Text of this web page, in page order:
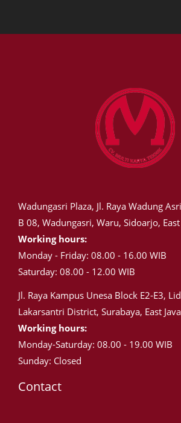
Wadungasri Plaza, Jl. Raya Wadung
B 08, Wadungasri, Waru, Sidoarjo,
Working hours:
Monday - Friday: 08.00 - 16.00 WIB
Saturday: 08.00 - 12.00 WIB
Jl. Raya Kampus Unesa Block E2-E3,
Lakarsantri District, Surabaya, East
Working hours:
Monday-Saturday: 08.00 - 19.00 WIB
Sunday: Closed
Contact